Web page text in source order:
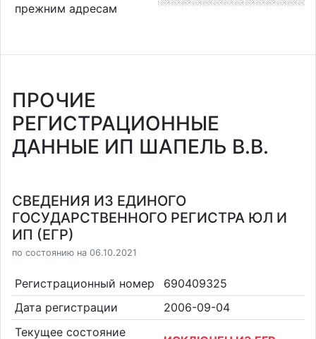
прежним адресам
ПРОЧИЕ
РЕГИСТРАЦИОННЫЕ
ДАННЫЕ ИП ШАПЕЛЬ В.В.
СВЕДЕНИЯ ИЗ ЕДИНОГО
ГОСУДАРСТВЕННОГО РЕГИСТРА ЮЛ И
ИП (ЕГР)
по состоянию на 06.10.2021
Регистрационный номер
690409325
Дата регистрации
2006-09-04
Текущее состояние